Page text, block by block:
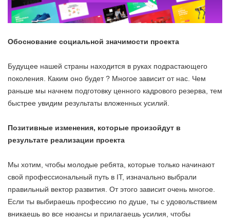
Обоснование социальной значимости проекта
Будущее нашей страны находится в руках подрастающего
поколения. Каким оно будет ? Многое зависит от нас. Чем
раньше мы начнем подготовку ценного кадрового резерва, тем
быстрее увидим результаты вложенных усилий.
Позитивные изменения, которые произойдут в
результате реализации проекта
Мы хотим, чтобы молодые ребята, которые только начинают
свой профессиональный путь в IT, изначально выбрали
правильный вектор развития. От этого зависит очень многое.
Если ты выбираешь профессию по душе, ты с удовольствием
вникаешь во все нюансы и прилагаешь усилия, чтобы